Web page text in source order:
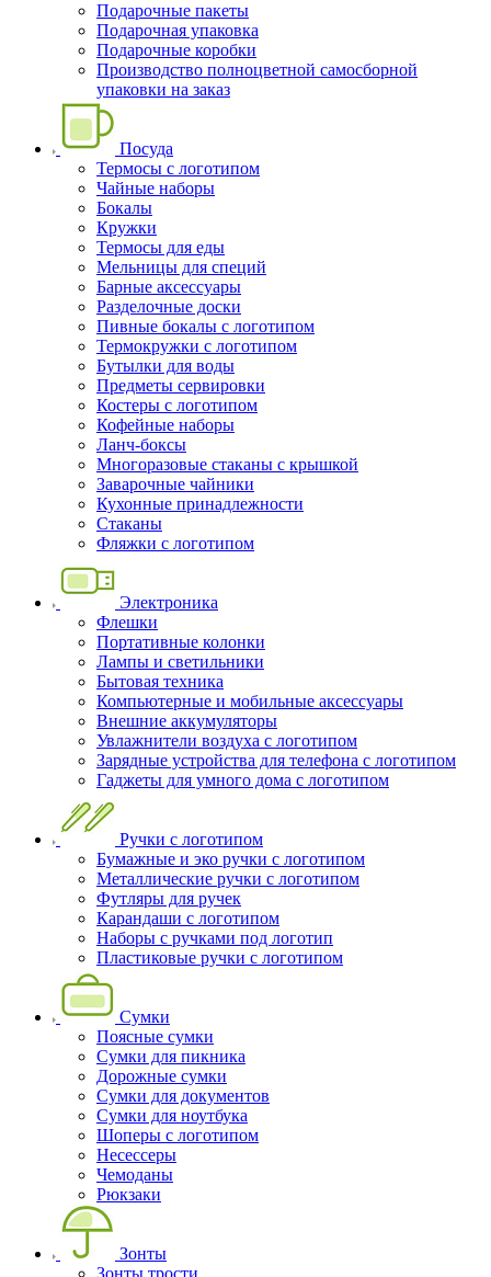
Подарочные пакеты
Подарочная упаковка
Подарочные коробки
Производство полноцветной самосборной
упаковки на заказ
Посуда
Термосы с логотипом
Чайные наборы
Бокалы
Кружки
Термосы для еды
Мельницы для специй
Барные аксессуары
Разделочные доски
Пивные бокалы с логотипом
Термокружки с логотипом
Бутылки для воды
Предметы сервировки
Костеры с логотипом
Кофейные наборы
Ланч-боксы
Многоразовые стаканы с крышкой
Заварочные чайники
Кухонные принадлежности
Стаканы
Фляжки с логотипом
Электроника
Флешки
Портативные колонки
Лампы и светильники
Бытовая техника
Компьютерные и мобильные аксессуары
Внешние аккумуляторы
Увлажнители воздуха с логотипом
Зарядные устройства для телефона с логотипом
Гаджеты для умного дома с логотипом
Ручки с логотипом
Бумажные и эко ручки с логотипом
Металлические ручки с логотипом
Футляры для ручек
Карандаши с логотипом
Наборы с ручками под логотип
Пластиковые ручки с логотипом
Сумки
Поясные сумки
Сумки для пикника
Дорожные сумки
Сумки для документов
Сумки для ноутбука
Шоперы с логотипом
Несессеры
Чемоданы
Рюкзаки
Зонты
Зонты трости